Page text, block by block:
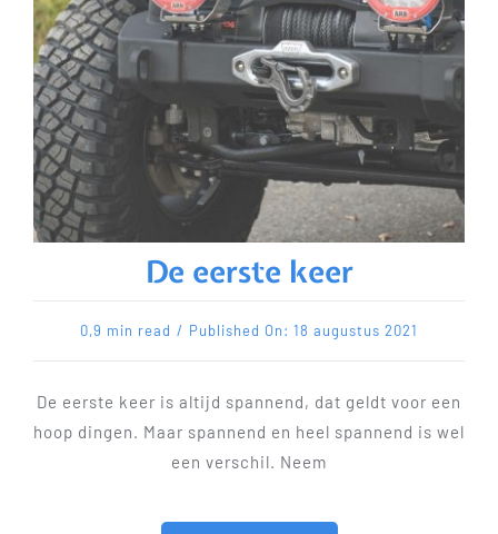
De eerste keer
0,9 min read / Published On: 18 augustus 2021
De eerste keer is altijd spannend, dat geldt voor een
hoop dingen. Maar spannend en heel spannend is wel
een verschil. Neem